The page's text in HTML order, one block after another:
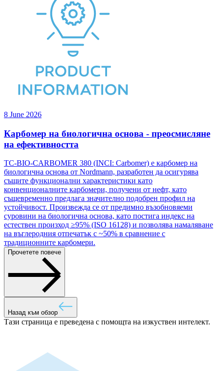
8 June 2026
Карбомер на биологична основа - преосмисляне
на ефективността
TC-BIO-CARBOMER 380 (INCI: Carbomer) е карбомер на
биологична основа от Nordmann, разработен да осигурява
същите функционални характеристики като
конвенционалните карбомери, получени от нефт, като
същевременно предлага значително подобрен профил на
устойчивост. Произвежда се от предимно възобновяеми
суровини на биологична основа, като постига индекс на
естествен произход ≥95% (ISO 16128) и позволява намаляване
на въглеродния отпечатък с ~50% в сравнение с
традиционните карбомери.
Прочетете повече
Назад към обзор
Тази страница е преведена с помощта на изкуствен интелект.